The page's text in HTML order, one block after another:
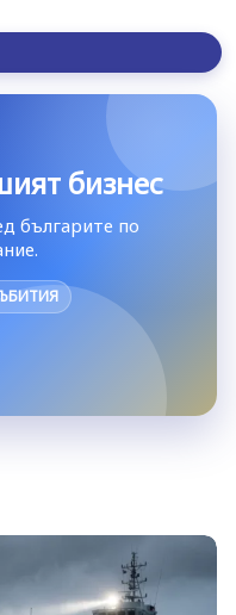
бизнес
българите по